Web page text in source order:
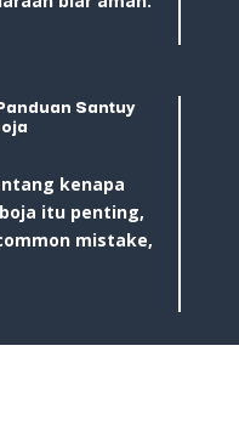
Santuy
kenapa
itu penting,
mistake,